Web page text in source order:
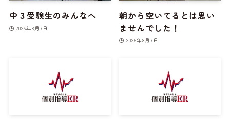
中３受験生のみんなへ
2026年8月7日
朝から空いてるとは思い
ませんでした！
2026年8月7日